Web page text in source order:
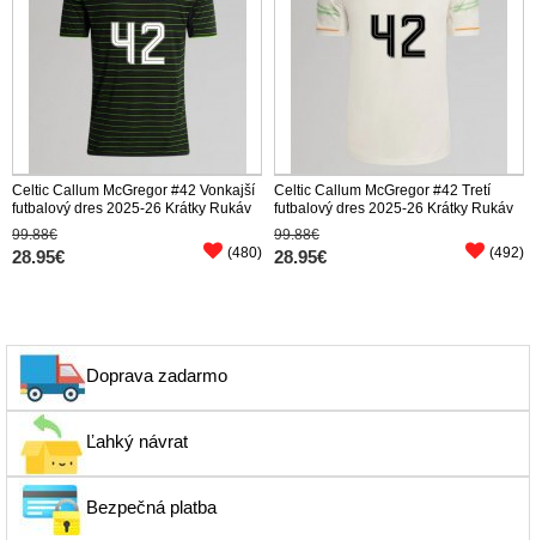
Celtic Callum McGregor #42 Vonkajší
futbalový dres 2025-26 Krátky Rukáv
99.88€
28.95€ (480)
Celtic Callum McGregor #42 Tretí
futbalový dres 2025-26 Krátky Rukáv
99.88€
28.95€ (492)
Doprava zadarmo
Ľahký návrat
Bezpečná platba